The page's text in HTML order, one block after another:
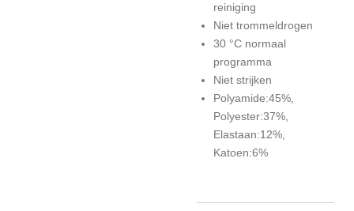
reiniging
Niet trommeldrogen
30 °C normaal
programma
Niet strijken
Polyamide:45%,
Polyester:37%,
Elastaan:12%,
Katoen:6%